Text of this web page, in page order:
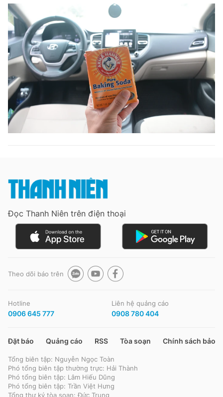
Theo dõi báo trên
Hotline
0906 645 777
Liên hệ quảng cáo
0908 780 404
Đặt báo RSS Tòa soạn Chính sách bảo
Tổng biên tập: Nguyễn Ngọc Toàn
Giấy phép xuất bản số 110/GP - BTTTT cấp ngày 24.3.2020
© 2003-2026 Bản quyền thuộc về Báo Thanh Niên. Cấm sao chép
dưới mọi hình thức nếu không có sự chấp thuận bằng văn bản.
Phát triển bởi ePi Technologies, JSC.
Đọc Thanh Niên trên điện thoại
Theo dõi báo trên
Hotline
0906 645 777
Liên hệ quảng cáo
0908 780 404
Đặt báo Quảng cáo RSS Tòa soạn Chính sách bảo
Tổng biên tập: Nguyễn Ngọc Toàn
Phó tổng biên tập thường trực: Hải Thành
Phó tổng biên tập: Lâm Hiếu Dũng
Phó tổng biên tập: Trần Việt Hưng
Tổng thư ký tòa soạn: Đức Trung